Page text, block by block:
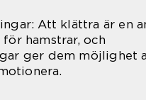
Att klättra är en
hamstrar, och
ger dem möjlighet